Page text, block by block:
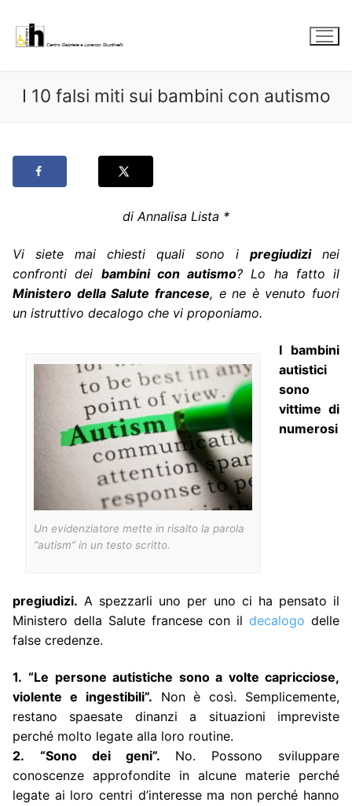
contenuto
I 10 falsi miti sui bambini con autismo
di Annalisa Lista *
Vi siete mai chiesti quali sono i pregiudizinei
confronti dei bambini con autismo? Lo ha fatto il
Ministero della Salute francese, e ne è venuto fuori
un istruttivo decalogo che vi proponiamo.
Un evidenziatore mette in risalto la parola
“autism” in un testo scritto.
I bambini
autistici
sono
vittime di
numerosi
pregiudizi. A spezzarli uno per uno ci ha pensato il
Ministero della Salute francese con ildecalogo delle
false credenze.
1. “Le persone autistiche sono a volte capricciose,
violente e ingestibili”. Non è così. Semplicemente,
restano spaesate dinanzi a situazioni impreviste
perché molto legate alla loro routine.
2.
“Sono dei geni”. No. Possono sviluppare
conoscenze approfondite in alcune materie perché
legate ai loro centri d’interesse ma non perché hanno